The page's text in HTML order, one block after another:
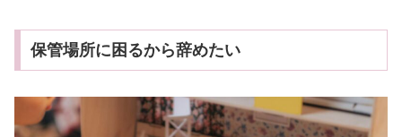
保管場所に困るから辞めたい